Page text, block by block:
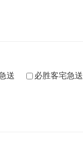
送 必胜客宅急送